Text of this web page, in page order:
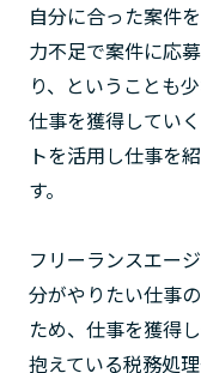
自分に合った案件
力不足で案件に応
り、ということも
仕事を獲得してい
トを活用し仕事を
す。
フリーランスエー
分がやりたい仕事
ため、仕事を獲得
抱えている税務処